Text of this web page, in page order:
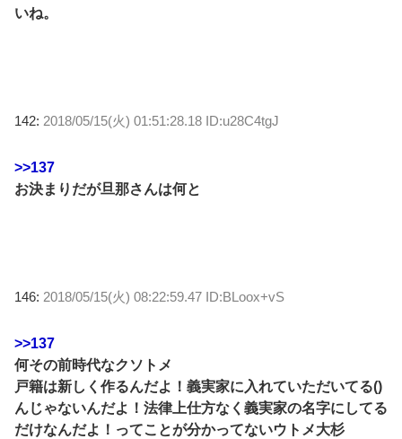
いね。
142: 2018/05/15(火) 01:51:28.18 ID:u28C4tgJ
>>137
お決まりだが旦那さんは何と
146: 2018/05/15(火) 08:22:59.47 ID:BLoox+vS
>>137
何その前時代なクソトメ
戸籍は新しく作るんだよ！義実家に入れていただいてる()
んじゃないんだよ！法律上仕方なく義実家の名字にしてる
だけなんだよ！ってことが分かってないウトメ大杉